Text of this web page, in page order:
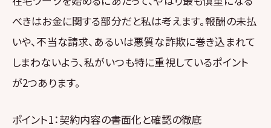
べきはお金に関する部分だと私は考えます。報酬の未払
いや、不当な請求、あるいは悪質な詐欺に巻き込まれて
しまわないよう、私がいつも特に重視しているポイント
が2つあります。
ポイント1：契約内容の書面化と確認の徹底